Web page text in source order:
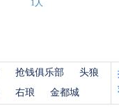
1人
抢钱俱乐部
头狼
右琅 金都城